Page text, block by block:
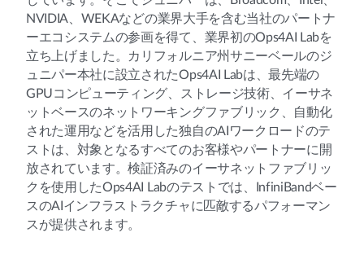
NVIDIA、WEKAなどの業界大手を含む当社のパートナ
ーエコシステムの参画を得て、業界初のOps4AI Labを
立ち上げました。カリフォルニア州サニーベールのジ
ュニパー本社に設立されたOps4AI Labは、最先端の
GPUコンピューティング、ストレージ技術、イーサネ
ットベースのネットワーキングファブリック、自動化
された運用などを活用した独自のAIワークロードのテ
ストは、対象となるすべてのお客様やパートナーに開
放されています。検証済みのイーサネットファブリッ
クを使用したOps4AI Labのテストでは、InfiniBandベー
スのAIインフラストラクチャに匹敵するパフォーマン
スが提供されます。